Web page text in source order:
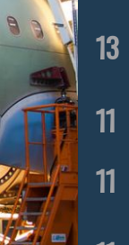
13
11
11